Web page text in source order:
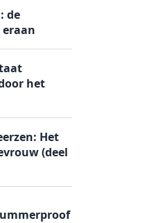
de
het
Het
(deel